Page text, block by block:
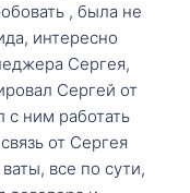
, была не
интересно
Сергея,
Сергей от
с ним работать
от Сергея
все по сути,